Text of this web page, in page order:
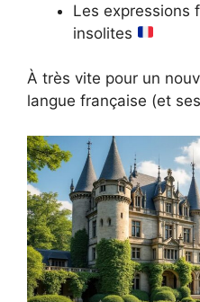
Les expressions
insolites
À très vite pour un
langue française (et